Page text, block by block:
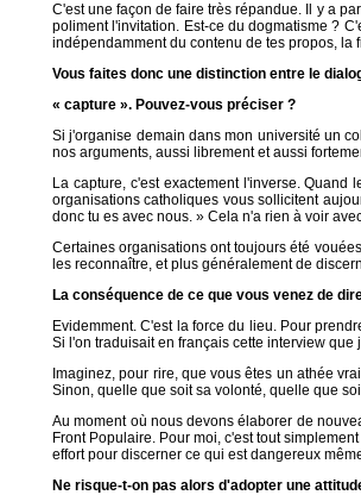
C'est une façon de faire très répandue. Il y a
poliment l'invitation. Est-ce du dogmatisme ?
indépendamment du contenu de tes propos,
Vous faites donc une distinction entre le
« capture ». Pouvez-vous préciser ?
Si j'organise demain dans mon université un
nos arguments, aussi librement et aussi
La capture, c'est exactement l'inverse.
organisations catholiques vous sollicitent
donc tu es avec nous. » Cela n'a rien à voir
Certaines organisations ont toujours été
les reconnaître, et plus généralement de
La conséquence de ce que vous venez de
Evidemment. C'est la force du lieu. Pour
Si l'on traduisait en français cette interview
Imaginez, pour rire, que vous êtes un athée
Sinon, quelle que soit sa volonté, quelle que
Au moment où nous devons élaborer de
Front Populaire. Pour moi, c'est tout
effort pour discerner ce qui est dangereux
Ne risque-t-on pas alors d'adopter une